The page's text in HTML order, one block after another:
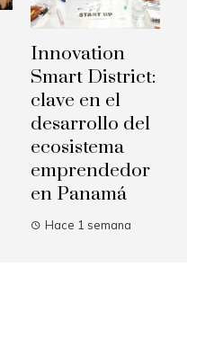
Innovation
Smart District:
clave en el
desarrollo del
ecosistema
emprendedor
en Panamá
Hace 1 semana